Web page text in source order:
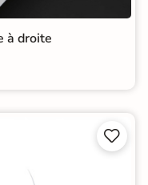
à droite

